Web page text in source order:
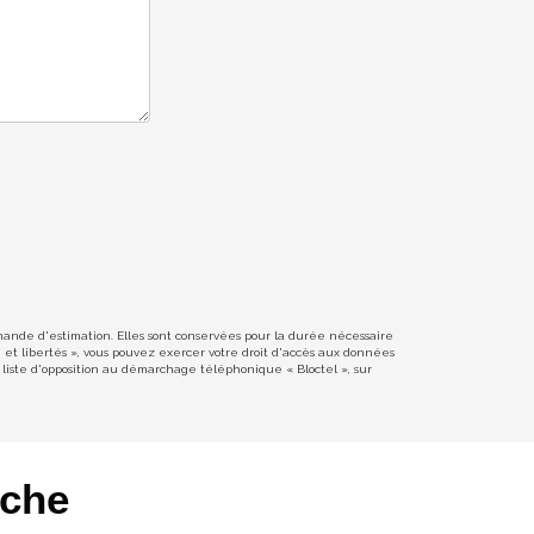
d'estimation. Elles sont conservées pour la durée nécessaire
libertés », vous pouvez exercer votre droit d'accès aux données
d'opposition au démarchage téléphonique « Bloctel », sur